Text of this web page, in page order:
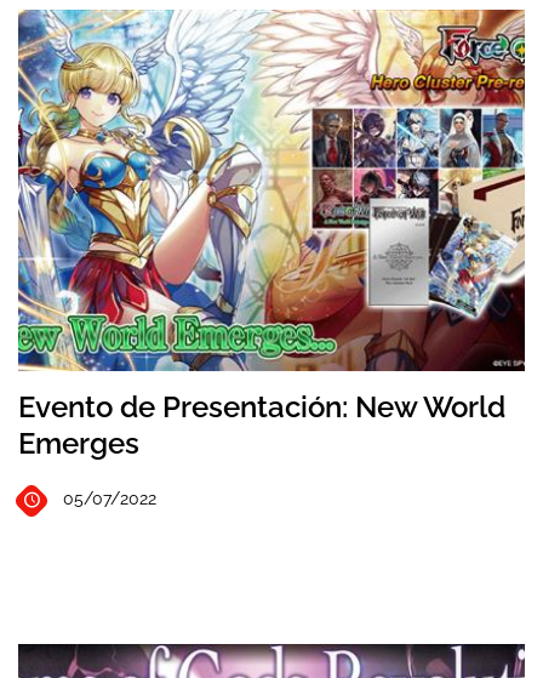
Evento de Presentación: New World
Emerges
05/07/2022